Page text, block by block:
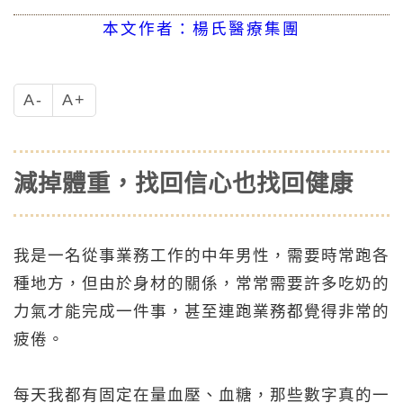
本文作者：楊氏醫療集團
A- A+
減掉體重，找回信心也找回健康
我是一名從事業務工作的中年男性，需要時常跑各
種地方，但由於身材的關係，常常需要許多吃奶的
力氣才能完成一件事，甚至連跑業務都覺得非常的
疲倦。
每天我都有固定在量血壓、血糖，那些數字真的一